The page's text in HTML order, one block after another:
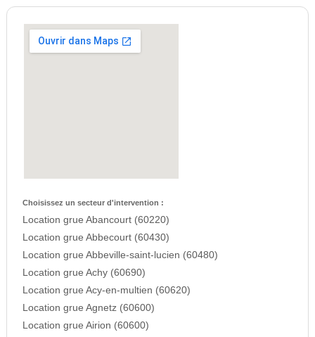
Choisissez un secteur d'intervention :
Location grue Abancourt (60220)
Location grue Abbecourt (60430)
Location grue Abbeville-saint-lucien (60480)
Location grue Achy (60690)
Location grue Acy-en-multien (60620)
Location grue Agnetz (60600)
Location grue Airion (60600)